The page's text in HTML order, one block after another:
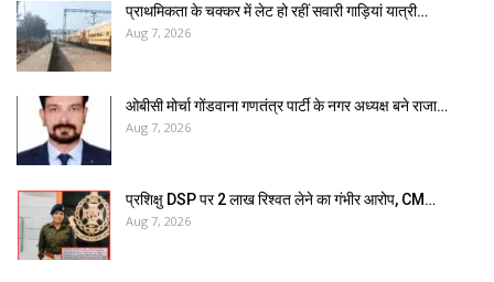
प्राथमिकता के चक्कर में लेट हो रहीं सवारी गाड़ियां यात्री…
Aug 7, 2026
ओबीसी मोर्चा गोंडवाना गणतंत्र पार्टी के नगर अध्यक्ष बने राजा…
Aug 7, 2026
प्रशिक्षु DSP पर ₹2 लाख रिश्वत लेने का गंभीर आरोप, CM…
Aug 7, 2026